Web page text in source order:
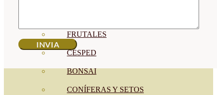
FRUTALES
CÉSPED
BONSAI
CONÍFERAS Y SETOS